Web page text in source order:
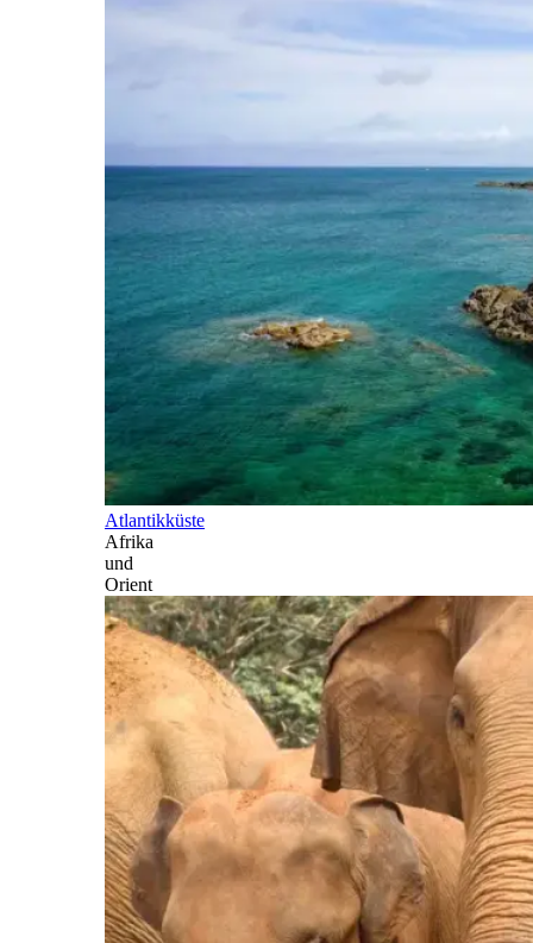
Atlantikküste
Afrika
und
Orient